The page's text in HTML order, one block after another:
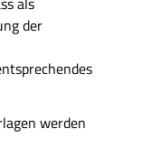
der
werden